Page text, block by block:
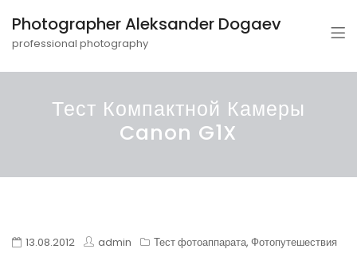
Photographer Aleksander Dogaev
professional photography
Тест Компактной Камеры
Canon G1X
13.08.2012 admin Тест фотоаппарата, Фотопутешествия